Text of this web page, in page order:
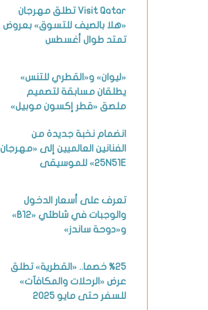
Visit Qatar تطلق مهرجان
«هلا بالصيف للتسوق» بعروض
تمتد طوال أغسطس
«ليوان» و«القطري للتنس»
يطلقان مسابقة لتصميم
ملصق «قطر إكسون موبيل»
انضمام نخبة جديدة من
الفنانين العالميين إلى «مهرجان
25N51E» للموسيقى
تعرف على أسعار الدخول
والوجبات في شاطئي «B12»
و«دوحة ساندز»
%25 خصما.. «القطرية» تطلق
عرض «الرحلات والمكافآت»
للسفر حتى مايو 2025